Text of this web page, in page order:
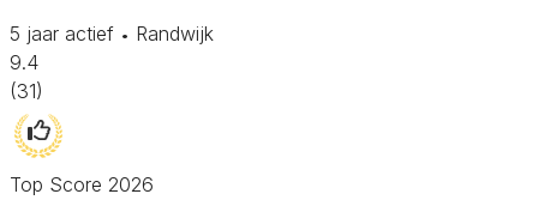
5 jaar actief • Randwijk
9.4
(31)
Top Score 2026